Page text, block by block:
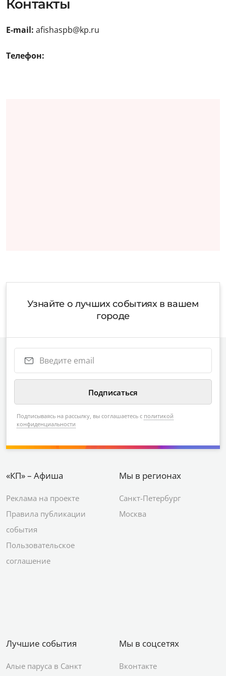
Контакты
E-mail: afishaspb@kp.ru
Телефон:
Узнайте о лучших событиях в вашем
городе
Подписываясь на рассылку, вы соглашаетесь с политикой
конфиденциальности
«КП» – Афиша
Реклама на проекте
Правила публикации
события
Пользовательское
соглашение
Мы в регионах
Санкт-Петербург
Москва
Лучшие события
Алые паруса в Санкт
Мы в соцсетях
Вконтакте